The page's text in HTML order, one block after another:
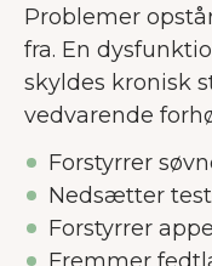
Problemer
fra. En
skyldes kronisk
vedvarende
Forstyrrer
Nedsætter
Forstyrrer